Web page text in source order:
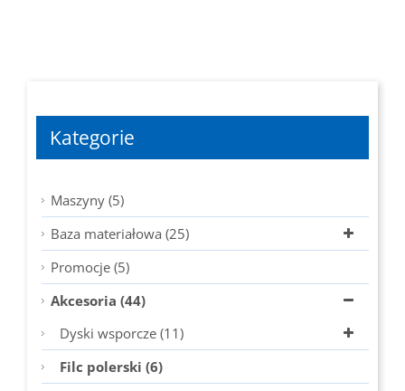
Kategorie
Maszyny (5)
Baza materiałowa (25)
Promocje (5)
Akcesoria (44)
Dyski wsporcze (11)
Filc polerski (6)